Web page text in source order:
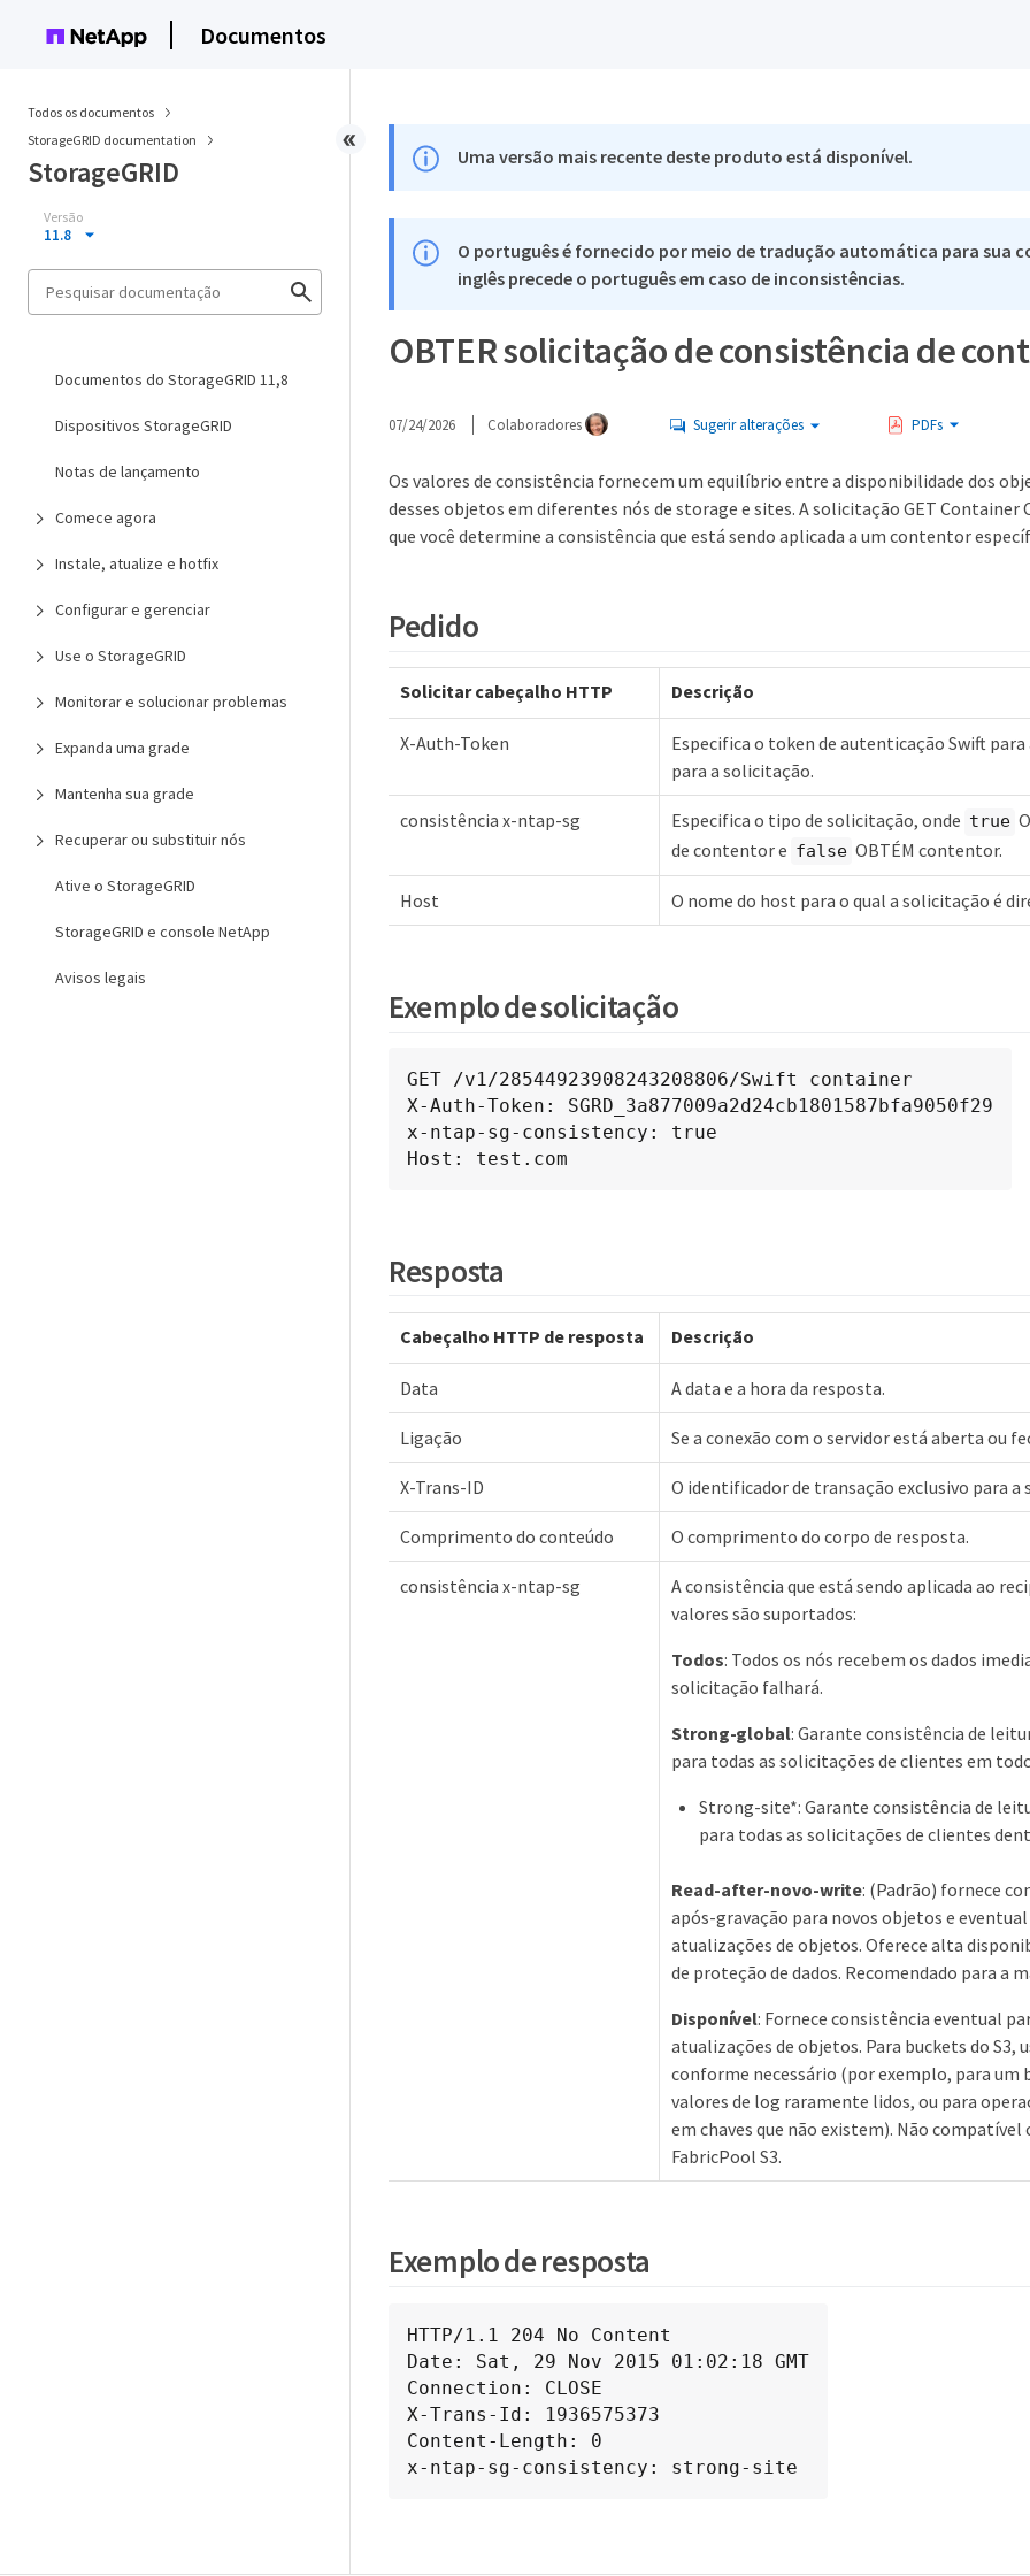
Documentos
Todos os documentos
StorageGRID documentation
StorageGRID
Versão
11.8
Documentos do StorageGRID 11,8
Dispositivos StorageGRID
Notas de lançamento
Comece agora
Instale, atualize e hotfix
Configurar e gerenciar
Use o StorageGRID
Monitorar e solucionar problemas
Expanda uma grade
Mantenha sua grade
Recuperar ou substituir nós
Ative o StorageGRID
StorageGRID e console NetApp
Avisos legais
Uma versão mais recente deste produto está disponível.
O português é fornecido por meio de tradução automática para sua
inglês precede o português em caso de inconsistências.
OBTER solicitação de consistência de
07/24/2026 Colaboradores Sugerir alterações PDFs
Os valores de consistência fornecem um equilíbrio entre a disponibilidade dos
desses objetos em diferentes nós de storage e sites. A solicitação GET Container
que você determine a consistência que está sendo aplicada a um contentor
Pedido
Solicitar cabeçalho HTTP Descrição
X-Auth-Token
Especifica o token de autenticação Swift para
para a solicitação.
consistência x-ntap-sg Especifica o tipo de solicitação, onde true
de contentor e false OBTÉM contentor.
Host O nome do host para o qual a solicitação é
Exemplo de solicitação
GET /v1/28544923908243208806/Swift container
X-Auth-Token: SGRD_3a877009a2d24cb1801587bfa9050f29
x-ntap-sg-consistency: true
Host: test.com
Resposta
Cabeçalho HTTP de resposta Descrição
Data A data e a hora da resposta.
Ligação Se a conexão com o servidor está aberta ou
X-Trans-ID O identificador de transação exclusivo para a
Comprimento do conteúdo O comprimento do corpo de resposta.
consistência x-ntap-sg
A consistência que está sendo aplicada ao
valores são suportados:
Todos: Todos os nós recebem os dados
solicitação falhará.
Strong-global: Garante consistência de
para todas as solicitações de clientes em
Strong-site*: Garante consistência de
para todas as solicitações de clientes
Read-after-novo-write: (Padrão) fornece
após-gravação para novos objetos e
atualizações de objetos. Oferece alta
de proteção de dados. Recomendado para a
Disponível: Fornece consistência eventual
atualizações de objetos. Para buckets do S3,
conforme necessário (por exemplo, para um
valores de log raramente lidos, ou para
em chaves que não existem). Não compatível
FabricPool S3.
Exemplo de resposta
HTTP/1.1 204 No Content
Date: Sat, 29 Nov 2015 01:02:18 GMT
Connection: CLOSE
X-Trans-Id: 1936575373
Content-Length: 0
x-ntap-sg-consistency: strong-site